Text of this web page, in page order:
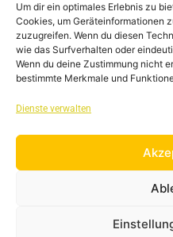
Um dir ein optimales Erlebnis zu
Cookies, um Geräteinformationen
zuzugreifen. Wenn du diesen
wie das Surfverhalten oder
Wenn du deine Zustimmung nicht
bestimmte Merkmale und
Dienste verwalten
JOBS/